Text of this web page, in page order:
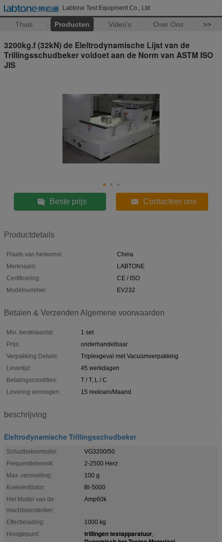
Labtone Test Equipment Co., Ltd
Thuis Producten Video's Over Ons >>
3200kg.f (32kN) de Eleltrodynamische Lijst van de
Trillingsschudbeker voldoet aan de Norm van ASTM ISO
JIS
Beste prijs Contacteer ons
Productdetails
Plaats van herkomst:
China
Merknaam:
LABTONE
Certificering:
CE / ISO
Modelnummer:
EV232
Betalen & Verzenden Algemene voorwaarden
Min. bestelaantal:
1 set
Prijs:
onderhandelbaar
Verpakking Details:
Triplexgeval met Vacuümverpakking
Levertijd:
45 werkdagen
Betalingscondities:
T / T, L / C
Levering vermogen:
15 reeksen/Maand
beschrijving
Eleltrodynamische Trillingsschudbeker
Schudbekermodel:
VG3200/50
Frequentiebereik:
2-2500 Herz
Max. versnelling:
100 g
Koelventilator:
Bl-5000
Het Model van de
machtsversterker:
Amp60k
Effectielading:
1000 kg
Hoogtepunt:
trillingen testapparatuur,